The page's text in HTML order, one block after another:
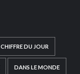
CHIFFRE DU JOUR
DANS LE MONDE